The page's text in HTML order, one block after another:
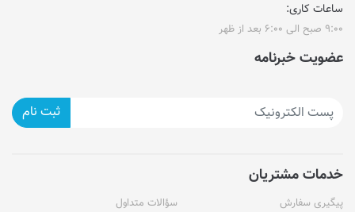
ساعات کاری:
۹:۰۰ صبح الی ۶:۰۰ بعد از ظهر
عضویت خبرنامه
ثبت نام
خدمات مشتریان
پیگیری سفارش
سؤالات متداول